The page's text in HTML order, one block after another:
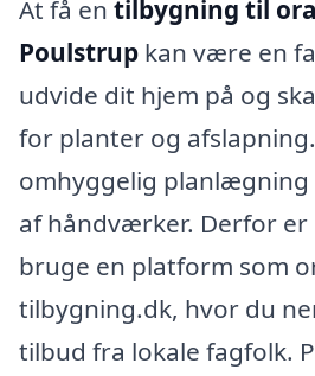
At få en tilbygning til
Poulstrup kan være en
udvide dit hjem på og
for planter og
omhyggelig
af håndværker. Derfor er
bruge en platform som
tilbygning.dk, hvor du
tilbud fra lokale fagfolk.